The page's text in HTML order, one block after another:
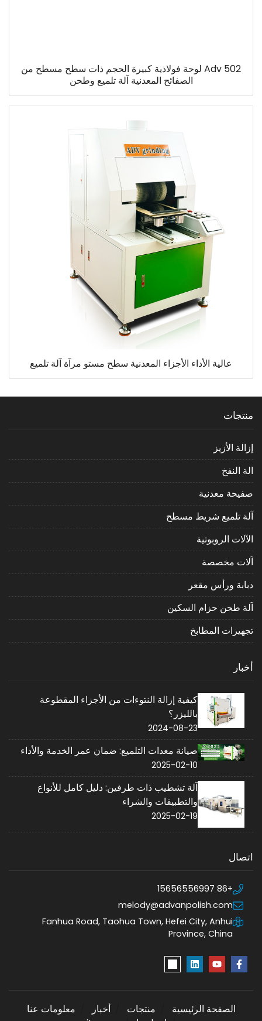
Adv 502 لوحة فولاذية كبيرة الحجم ذات سطح مسطح من
الصفائح المعدنية آلة تلميع وطحن
عالية الأداء الأجزاء المعدنية سطح مستو مرآة آلة تلميع
منتجات
إزالة الأزيز
الة النفخ
صفيحة معدنية
آلة تلميع شريط مسطح
الآلات الروبوتية
آلات مخصصة
دبابة ورأس مقعر
آلة طحن حزام السكين
تجهيزات المطابخ
أخبار
كيفية إزالة النتوءات من الأجزاء المقطوعة
بالليزر؟
2024-08-23
صيانة معدات التلميع: ضمان عمر الخدمة والأداء
2025-02-10
آلة تشطيب ذات طرفين: دليل كامل للأنواع
والتطبيقات والشراء
2025-02-19
اتصال
+86 15656556997
melody@advanpolish.com
Fanhua Road, Taohua Town, Hefei City, Anhui
Province, China
الصفحة الرئيسية منتجات أخبار
معلومات عنا